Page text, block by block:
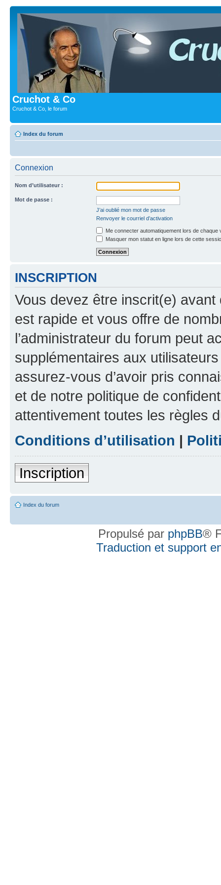
Cruchot & Co
Cruchot & Co, le forum
Index du forum
Connexion
Nom d’utilisateur :
Mot de passe :
J’ai oublié mon mot de passe
Renvoyer le courriel d’activation
Me connecter automatiquement lors de chaque
Masquer mon statut en ligne lors de cette
INSCRIPTION
Vous devez être inscrit(e) avant
est rapide et vous offre de
l’administrateur du forum peut
supplémentaires aux
assurez-vous d’avoir pris
et de notre politique de
attentivement toutes les règles
Conditions d’utilisation |
Inscription
Index du forum
Propulsé par phpBB®
Traduction et support